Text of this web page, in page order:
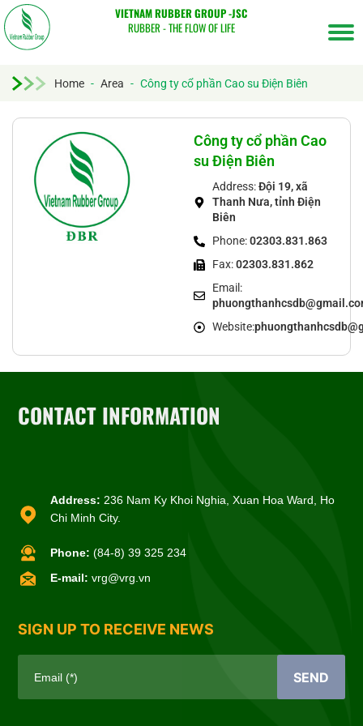
VIETNAM RUBBER GROUP -JSC
RUBBER - THE FLOW OF LIFE
Home - Area - Công ty cổ phần Cao su Điện Biên
Công ty cổ phần Cao
su Điện Biên
Address:Đội 19, xã
Thanh Nưa, tỉnh Điện
Biên
Phone:02303.831.863
Fax:02303.831.862
Email:
Website:
CONTACT INFORMATION
Address: 236 Nam Ky Khoi Nghia, Xuan Hoa Ward, Ho
Chi Minh City.
Phone: (84-8) 39 325 234
E-mail: vrg@vrg.vn
SIGN UP TO RECEIVE NEWS
Email (*) SEND